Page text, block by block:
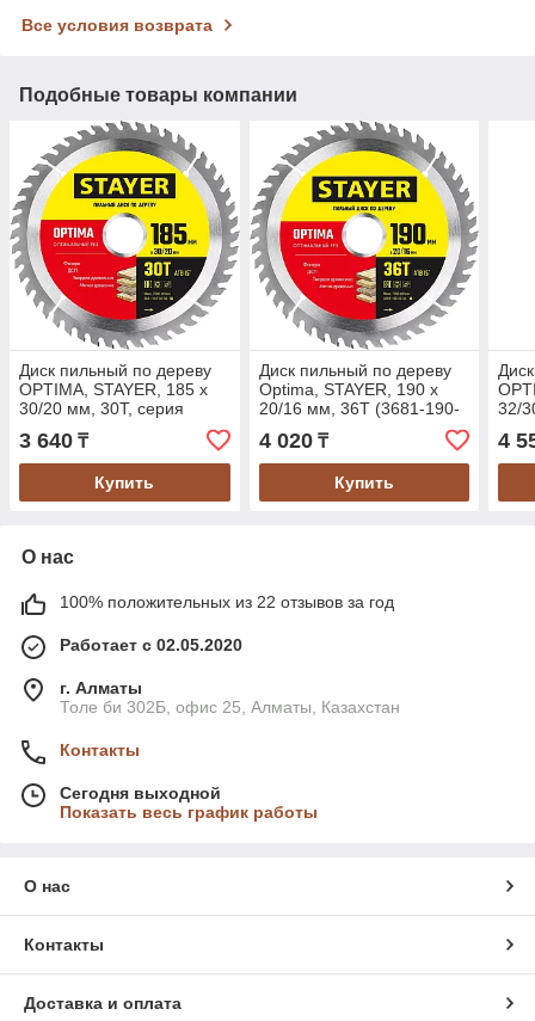
Все условия возврата
Подобные товары компании
Диск пильный по дереву
OPTIMA, STAYER, 185 x
30/20 мм, 30Т, серия
"Master" (3681-185-30-
30_z01)
3 640 ₸
Купить
Диск пильный по дереву
Optima, STAYER, 190 x
20/16 мм, 36Т (3681-190-
20-36_z01)
4 020₸
Купить
32/
4
О нас
100% положительных из 22 отзывов за год
Работает с 02.05.2020
г. Алматы
Толе би 302Б, офис 25, Алматы, Казахстан
Контакты
Сегодня выходной
Показать весь график работы
О нас
Контакты
Доставка и оплата